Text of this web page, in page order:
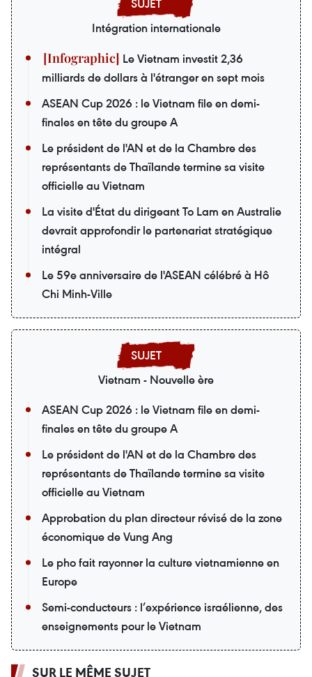
Intégration internationale
Le Vietnam investit 2,36
milliards de dollars à l'étranger en sept mois
ASEAN Cup 2026 : le Vietnam file en demi-
finales en tête du groupe A
Le président de l'AN et de la Chambre des
représentants de Thaïlande termine sa visite
officielle au Vietnam
La visite d'État du dirigeant To Lam en Australie
devrait approfondir le partenariat stratégique
intégral
Le 59e anniversaire de l'ASEAN célébré à Hô
Chi Minh-Ville
Vietnam - Nouvelle ère
ASEAN Cup 2026 : le Vietnam file en demi-
finales en tête du groupe A
Le président de l'AN et de la Chambre des
représentants de Thaïlande termine sa visite
officielle au Vietnam
Approbation du plan directeur révisé de la zone
économique de Vung Ang
Le pho fait rayonner la culture vietnamienne en
Europe
Semi-conducteurs : l’expérience israélienne, des
enseignements pour le Vietnam
SUR LE MÊME SUJET